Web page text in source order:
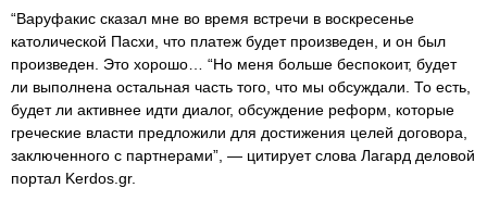
“Варуфакис сказал мне во время встречи в воскресенье
католической Пасхи, что платеж будет произведен, и он был
произведен. Это хорошо… “Но меня больше беспокоит, будет
ли выполнена остальная часть того, что мы обсуждали. То есть,
будет ли активнее идти диалог, обсуждение реформ, которые
греческие власти предложили для достижения целей договора,
заключенного с партнерами”, — цитирует слова Лагард деловой
портал Kerdos.gr.